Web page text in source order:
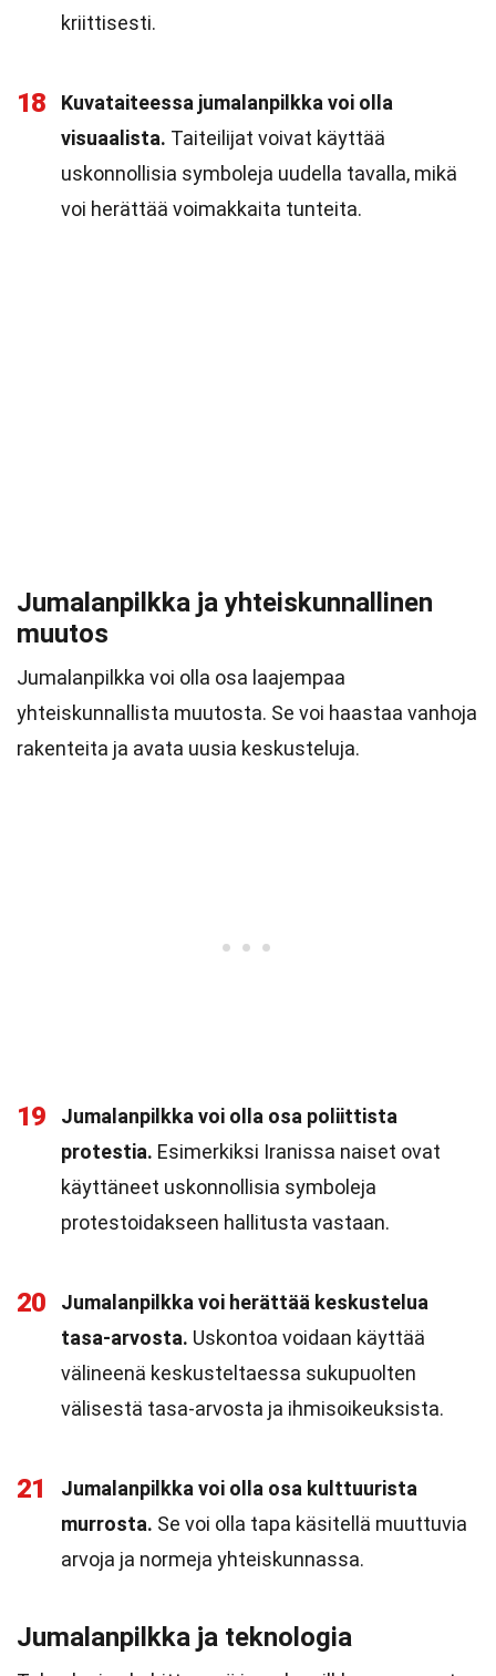
kriittisesti.
18
Kuvataiteessa jumalanpilkka voi olla
visuaalista. Taiteilijat voivat käyttää
uskonnollisia symboleja uudella tavalla, mikä
voi herättää voimakkaita tunteita.
Jumalanpilkka ja yhteiskunnallinen
muutos
Jumalanpilkka voi olla osa laajempaa
yhteiskunnallista muutosta. Se voi haastaa vanhoja
rakenteita ja avata uusia keskusteluja.
19
Jumalanpilkka voi olla osa poliittista
protestia. Esimerkiksi Iranissa naiset ovat
käyttäneet uskonnollisia symboleja
protestoidakseen hallitusta vastaan.
20
Jumalanpilkka voi herättää keskustelua
tasa-arvosta. Uskontoa voidaan käyttää
välineenä keskusteltaessa sukupuolten
välisestä tasa-arvosta ja ihmisoikeuksista.
21
Jumalanpilkka voi olla osa kulttuurista
murrosta. Se voi olla tapa käsitellä muuttuvia
arvoja ja normeja yhteiskunnassa.
Jumalanpilkka ja teknologia